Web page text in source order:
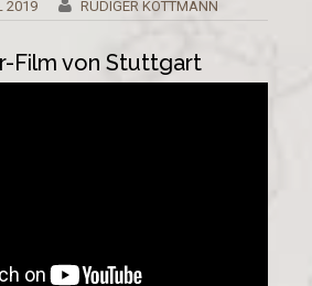
2019 RÜDIGER KOTTMANN
Film von Stuttgart